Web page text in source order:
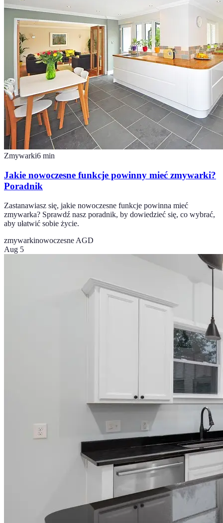
Zmywarki6 min
Jakie nowoczesne funkcje powinny mieć zmywarki?
Poradnik
Zastanawiasz się, jakie nowoczesne funkcje powinna mieć
zmywarka? Sprawdź nasz poradnik, by dowiedzieć się, co wybrać,
aby ułatwić sobie życie.
zmywarkinowoczesne AGD
Aug 5